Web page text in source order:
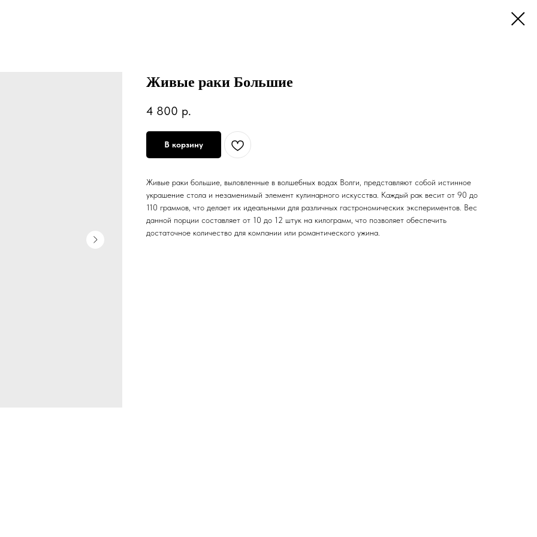
Живые раки Большие
4 800 р.
В корзину
Живые раки большие, выловленные в волшебных водах Волги, представляют собой истинное
украшение стола и незаменимый элемент кулинарного искусства. Каждый рак весит от 90 до
110 граммов, что делает их идеальными для различных гастрономических экспериментов. Вес
данной порции составляет от 10 до 12 штук на килограмм, что позволяет обеспечить
достаточное количество для компании или романтического ужина.